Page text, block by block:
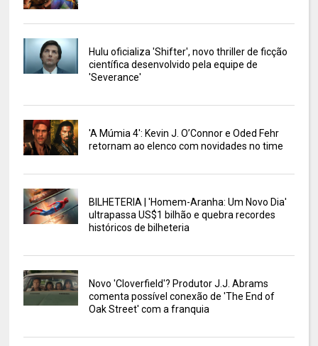
Hulu oficializa 'Shifter', novo thriller de ficção
científica desenvolvido pela equipe de
'Severance'
'A Múmia 4': Kevin J. O’Connor e Oded Fehr
retornam ao elenco com novidades no time
BILHETERIA | 'Homem-Aranha: Um Novo Dia'
ultrapassa US$1 bilhão e quebra recordes
históricos de bilheteria
Novo 'Cloverfield'? Produtor J.J. Abrams
comenta possível conexão de 'The End of
Oak Street' com a franquia